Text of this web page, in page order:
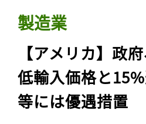
製造業
【アメリカ】政
低輸入価格と
等には優遇措置